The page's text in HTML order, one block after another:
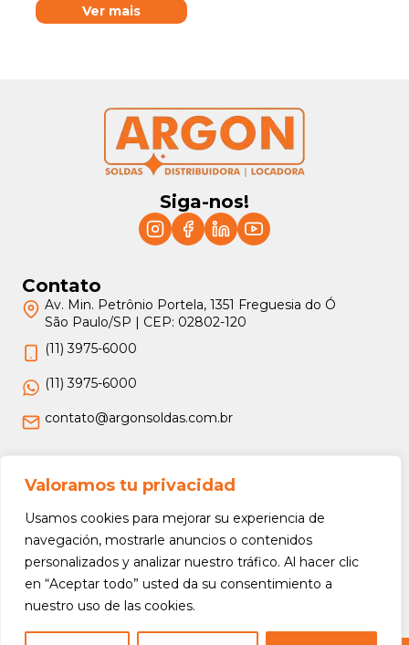
Valoramos tu privacidad
Usamos cookies para mejorar su experiencia de
navegación, mostrarle anuncios o contenidos
personalizados y analizar nuestro tráfico. Al hacer clic
en “Aceptar todo” usted da su consentimiento a
nuestro uso de las cookies.
Ver mais
Siga-nos!
Contato
Av. Min. Petrônio Portela, 1351 Freguesia do Ó
São Paulo/SP | CEP: 02802-120
(11) 3975-6000
(11) 3975-6000
contato@argonsoldas.com.br
Jurídico
Termos e Condições
Política de Privacidade
Política de Devolução e Reembolso